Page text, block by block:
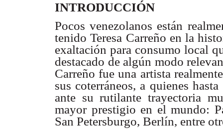
INTRODUCCIÓN
Pocos venezolanos están
tenido Teresa Carreño en la
exaltación para consumo local
destacado de algún modo
Carreño fue una artista
sus coterráneos, a quienes
ante su rutilante trayectoria
mayor prestigio en el mundo:
San Petersburgo, Berlín, entre